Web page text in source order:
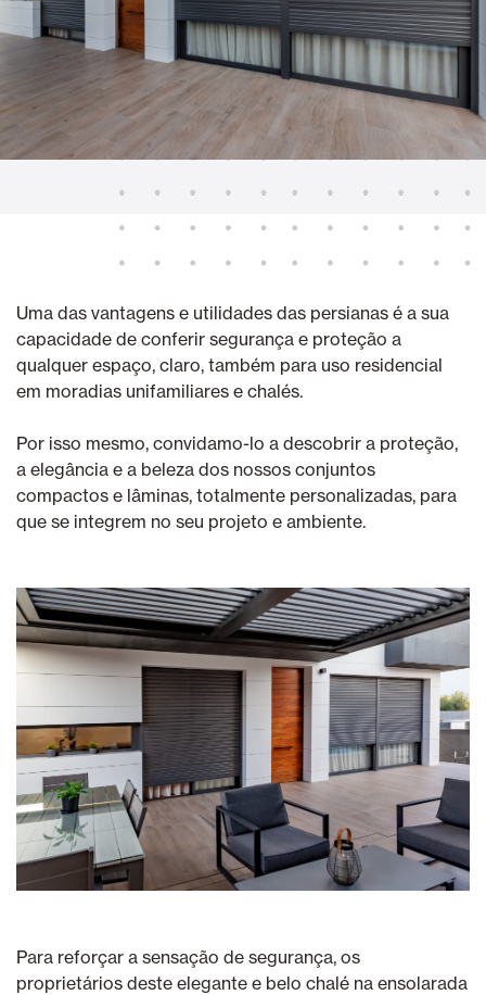
Uma das vantagens e utilidades das persianas é a sua
capacidade de conferir segurança e proteção a
qualquer espaço, claro, também para uso residencial
em moradias unifamiliares e chalés.
Por isso mesmo, convidamo-lo a descobrir a proteção,
a elegância e a beleza dos nossos conjuntos
compactos e lâminas, totalmente personalizadas, para
que se integrem no seu projeto e ambiente.
Para reforçar a sensação de segurança, os
proprietários deste elegante e belo chalé na ensolarada